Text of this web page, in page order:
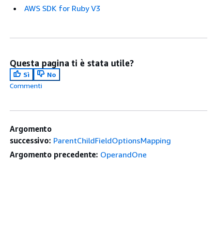
AWS SDK for Ruby V3
Questa pagina ti è stata utile?
Sì
No
Commenti
Argomento
successivo: ParentChildFieldOptionsMapping
Argomento precedente: OperandOne